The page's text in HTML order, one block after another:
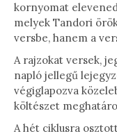
kornyomat
melyek Tandori
versbe, hanem a
A rajzokat versek,
napló jellegű
végiglapozva
költészet
A hét ciklusra